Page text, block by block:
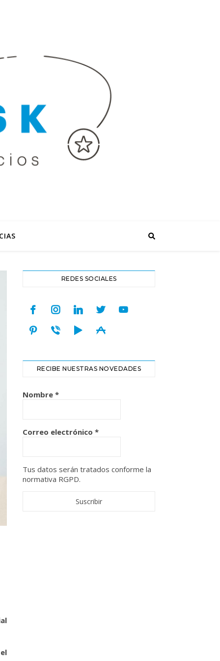
REDES SOCIALES
facebookinstagramlinkedintwitteryoutube
pinterest
viber play appstore
RECIBE NUESTRAS NOVEDADES
Nombre *
Correo electrónico *
Tus datos serán tratados conforme la
normativa RGPD.